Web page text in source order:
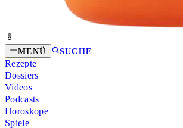
MENÜ SUCHE
Rezepte
Dossiers
Videos
Podcasts
Horoskope
Spiele